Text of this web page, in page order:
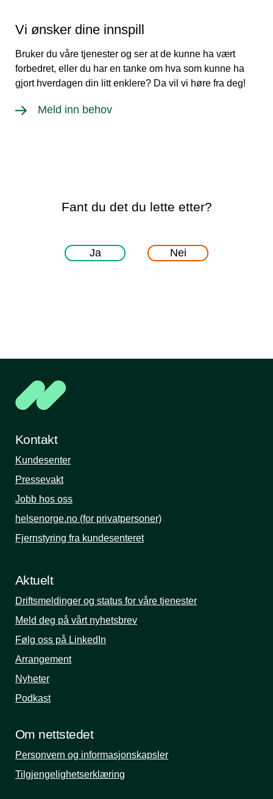
Vi ønsker dine innspill
Bruker du våre tjenester og ser at de kunne ha vært
forbedret, eller du har en tanke om hva som kunne ha
gjort hverdagen din litt enklere? Da vil vi høre fra deg!
Meld inn behov
Fant du det du lette etter?
Ja Nei
Kontakt
Kundesenter
Pressevakt
Jobb hos oss
helsenorge.no (for privatpersoner)
Fjernstyring fra kundesenteret
Aktuelt
Driftsmeldinger og status for våre tjenester
Meld deg på vårt nyhetsbrev
Følg oss på LinkedIn
Arrangement
Nyheter
Podkast
Om nettstedet
Personvern og informasjonskapsler
Tilgjengelighetserklæring